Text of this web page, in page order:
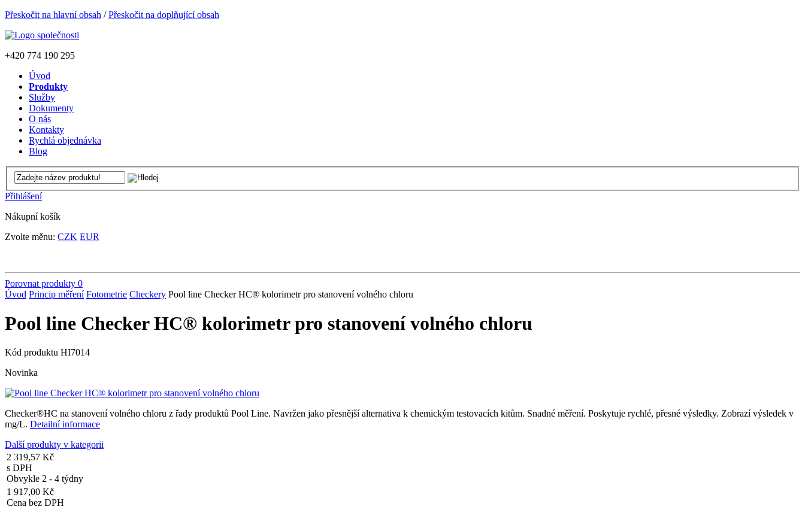
Přeskočit na hlavní obsah /Přeskočit na doplňující obsah
+420 774 190 295
Úvod
Produkty
Služby
Dokumenty
O nás
Kontakty
Rychlá objednávka
Blog
Přihlášení
Nákupní košík
Zvolte měnu: CZK EUR
Porovnat produkty 0
Úvod Princip měření Fotometrie Checkery Pool line Checker HC® kolorimetr pro stanovení volného chloru
Pool line Checker HC® kolorimetr pro stanovení volného chloru
Kód produktu HI7014
Novinka
Checker®HC na stanovení volného chloru z řady produktů Pool Line. Navržen jako přesnější alternativa k chemickým testovacích kitům. Snadné měření. Poskytuje rychlé, přesné výsledky. Zobrazí výsledek v
mg/L. Detailní informace
Další produkty v kategorii
2 319,57 Kč
s DPH
Obvykle 2 - 4 týdny
1 917,00 Kč
Cena bez DPH